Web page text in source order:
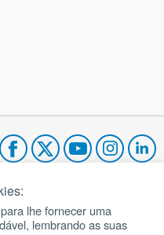
II
lhe fornecer uma
lembrando as suas